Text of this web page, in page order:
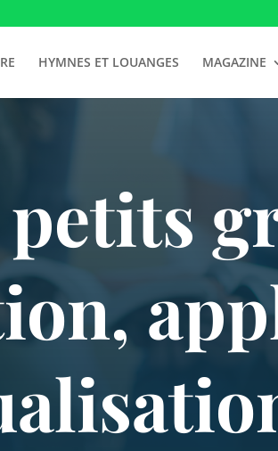
HYMNES ET LOUANGES MAGAZINE
petits